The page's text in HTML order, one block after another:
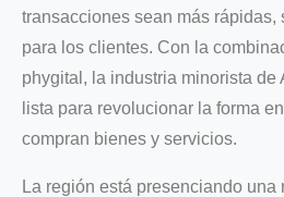
transacciones sean más rápidas,
para los clientes. Con la
phygital, la industria minorista de
lista para revolucionar la forma
compran bienes y servicios.
La región está presenciando